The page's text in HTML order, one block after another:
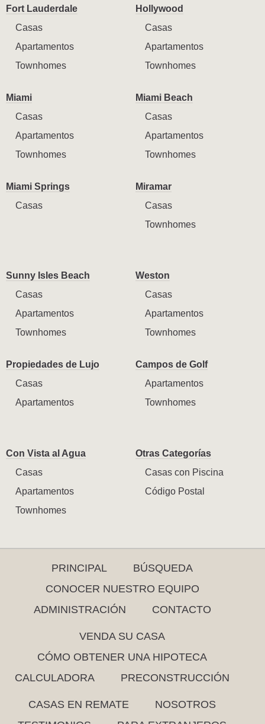
Fort Lauderdale
Casas
Apartamentos
Townhomes
Hollywood
Casas
Apartamentos
Townhomes
Miami
Casas
Apartamentos
Townhomes
Miami Beach
Casas
Apartamentos
Townhomes
Miami Springs
Casas
Miramar
Casas
Townhomes
Sunny Isles Beach
Casas
Apartamentos
Townhomes
Weston
Casas
Apartamentos
Townhomes
Propiedades de Lujo
Casas
Apartamentos
Campos de Golf
Apartamentos
Townhomes
Con Vista al Agua
Casas
Apartamentos
Townhomes
Otras Categorías
Casas con Piscina
Código Postal
PRINCIPAL
BÚSQUEDA
CONOCER NUESTRO EQUIPO
ADMINISTRACIÓN
CONTACTO
VENDA SU CASA
CÓMO OBTENER UNA HIPOTECA
CALCULADORA
PRECONSTRUCCIÓN
CASAS EN REMATE
NOSOTROS